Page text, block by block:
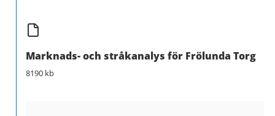
Marknads- och stråkanalys för Frölunda Torg
8190 kb